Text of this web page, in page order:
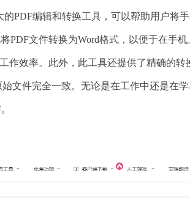
的PDF编辑和转换工具，可以帮助用户将
PDF文件转换为Word格式，以便于在手
作效率。此外，此工具还提供了精确的
文件完全一致。无论是在工作中还是在